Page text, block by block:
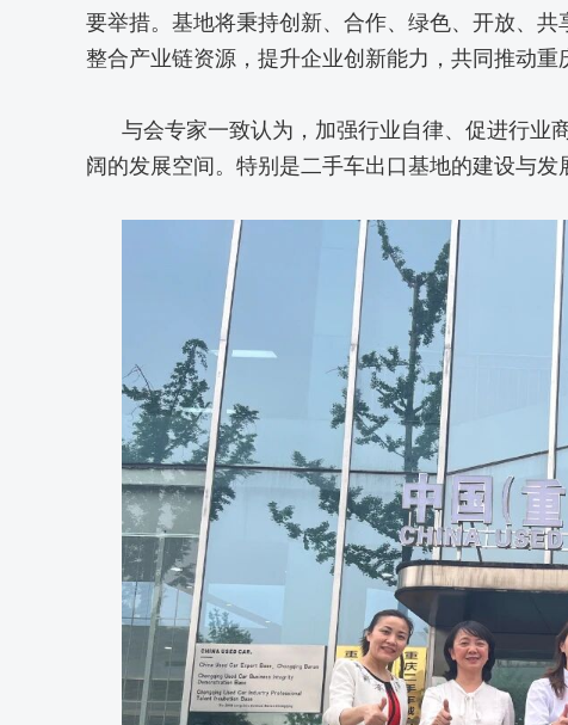
要举措。基地将秉持创新、合作、绿色、开放、
整合产业链资源，提升企业创新能力，共同推动重
与会专家一致认为，加强行业自律、促进行业
阔的发展空间。特别是二手车出口基地的建设与